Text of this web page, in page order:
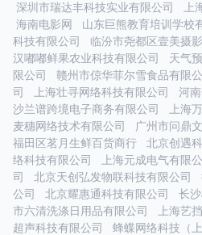
深圳市瑞达丰科技实业有限公司
上
海南电影网
山东巨熊教育培训学校
科技有限公司
临汾市尧都区壹美摄
汉嘟嘟鲜果农业科技有限公司
天气
限公司
赣州市倞华菲尔雪食品有限
司
上海壮寻网络科技有限公司 河
沙兰谱跨境电子商务有限公司
上海
麦穗网络技术有限公司
广州市问鼎
福田区茗月生鲜百货商行
北京创遇
络科技有限公司
上海元成电气有限
司
北京天创弘发物联科技有限公司
公司
北京耀惠通科技有限公司 长
市六清洗涤日用品有限公司
上海艺
超声科技有限公司
蜂蝶网络科技（